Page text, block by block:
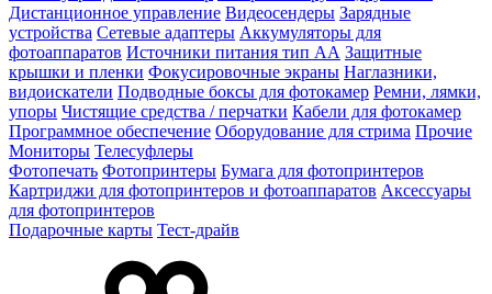
Дистанционное управление Видеосендеры Зарядные
устройства Сетевые адаптеры Аккумуляторы для
фотоаппаратов Источники питания тип АА Защитные
крышки и пленки Фокусировочные экраны Наглазники,
видоискатели Подводные боксы для фотокамер Ремни, лямки,
упоры Чистящие средства / перчатки Кабели для фотокамер
Программное обеспечение Оборудование для стрима Прочие
Мониторы Телесуфлеры
Фотопечать Фотопринтеры Бумага для фотопринтеров
Картриджи для фотопринтеров и фотоаппаратов Аксессуары
для фотопринтеров
Подарочные карты Тест-драйв